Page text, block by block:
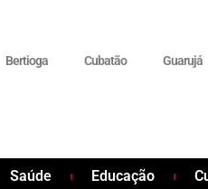
Bertioga Cubatão Guarujá
Saúde Educação